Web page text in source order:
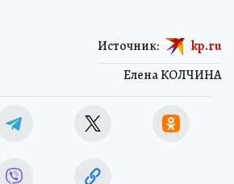
Елена КОЛЧИНА
Источник: kp.ru